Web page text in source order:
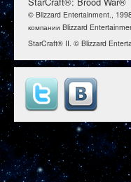
© Blizzard Entertainment.,
компании Blizzard
StarCraft® II. © Blizzard